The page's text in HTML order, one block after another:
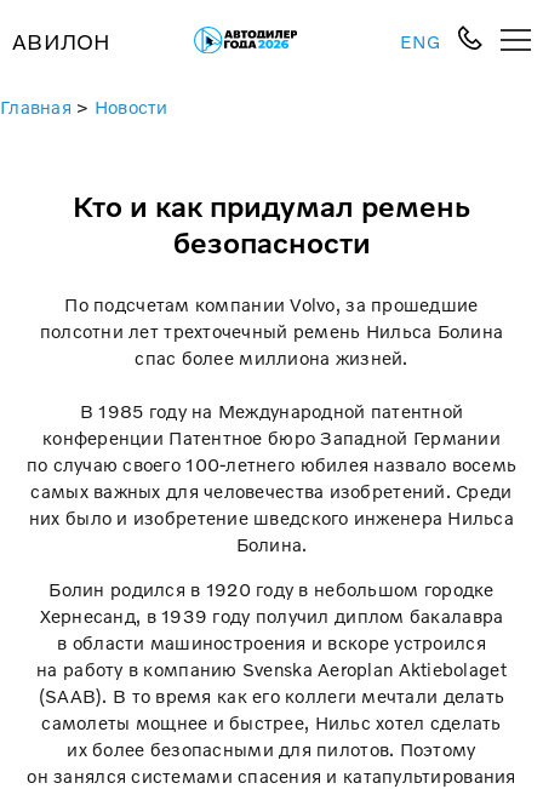
АВИЛОН ENG
Главная > Новости
Кто и как придумал ремень
безопасности
По подсчетам компании Volvo, за прошедшие
полсотни лет трехточечный ремень Нильса Болина
спас более миллиона жизней.
В 1985 году на Международной патентной
конференции Патентное бюро Западной Германии
по случаю своего 100-летнего юбилея назвало восемь
самых важных для человечества изобретений. Среди
них было и изобретение шведского инженера Нильса
Болина.
Болин родился в 1920 году в небольшом городке
Хернесанд, в 1939 году получил диплом бакалавра
в области машиностроения и вскоре устроился
на работу в компанию Svenska Aeroplan Aktiebolaget
(SAAB). В то время как его коллеги мечтали делать
самолеты мощнее и быстрее, Нильс хотел сделать
их более безопасными для пилотов. Поэтому
он занялся системами спасения и катапультирования